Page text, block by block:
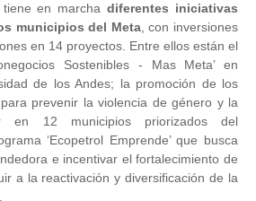
tiene en marchadiferentes iniciativas
municipios del Meta, con inversiones
en 14 proyectos. Entre ellos están el
Sostenibles - Mas Meta’ en
de los Andes; la promoción de los
prevenir la violencia de género y la
en 12 municipios priorizados del
‘Ecopetrol Emprende’ que busca
e incentivar el fortalecimiento de
a la reactivación y diversificación de la